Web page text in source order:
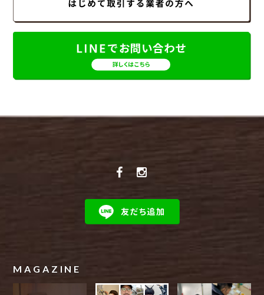
MAGAZINE